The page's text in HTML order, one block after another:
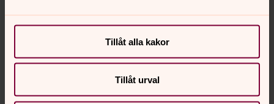
Tillåt alla kakor
Tillåt urval
Lokalvårdare, Valbo-Hedesunda pastorat